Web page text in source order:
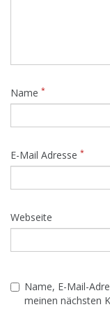
Name *
E-Mail Adresse *
Webseite
Name, E-Mail-
meinen nächsten